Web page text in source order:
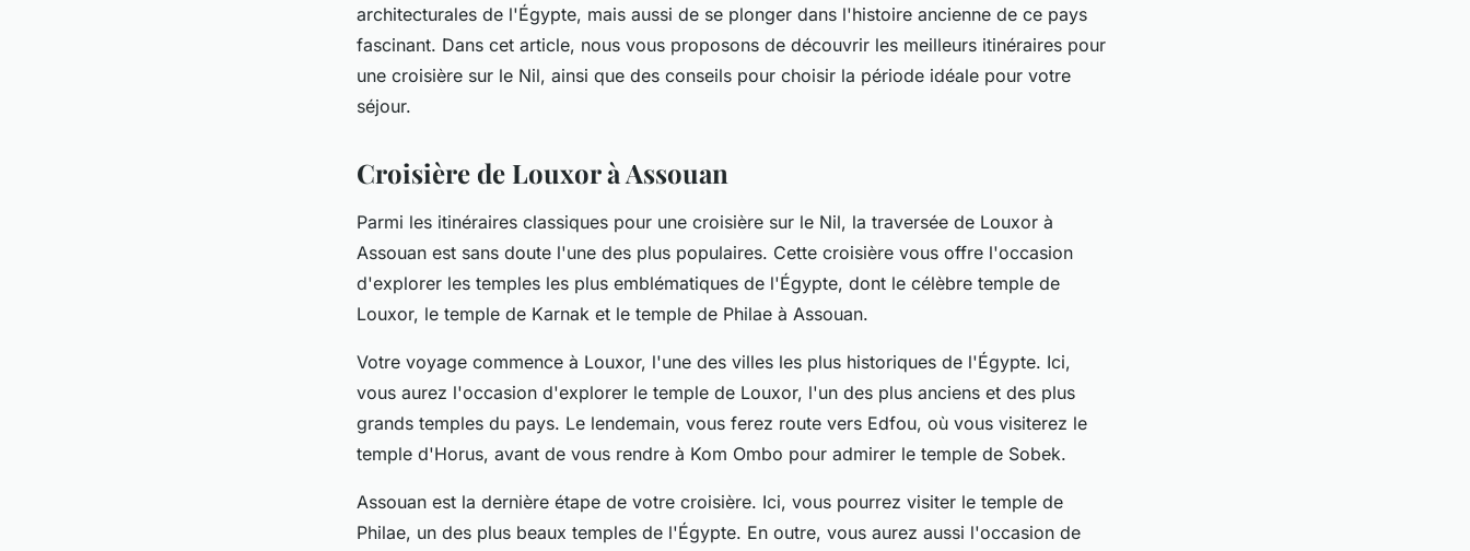
architecturales de l'Égypte, mais aussi de se plonger dans l'histoire ancienne de ce pays
fascinant. Dans cet article, nous vous proposons de découvrir les meilleurs itinéraires pour
une croisière sur le Nil, ainsi que des conseils pour choisir la période idéale pour votre
séjour.
Croisière de Louxor à Assouan
Parmi les itinéraires classiques pour une croisière sur le Nil, la traversée de Louxor à
Assouan est sans doute l'une des plus populaires. Cette croisière vous offre l'occasion
d'explorer les temples les plus emblématiques de l'Égypte, dont le célèbre temple de
Louxor, le temple de Karnak et le temple de Philae à Assouan.
Votre voyage commence à Louxor, l'une des villes les plus historiques de l'Égypte. Ici,
vous aurez l'occasion d'explorer le temple de Louxor, l'un des plus anciens et des plus
grands temples du pays. Le lendemain, vous ferez route vers Edfou, où vous visiterez le
temple d'Horus, avant de vous rendre à Kom Ombo pour admirer le temple de Sobek.
Assouan est la dernière étape de votre croisière. Ici, vous pourrez visiter le temple de
Philae, un des plus beaux temples de l'Égypte. En outre, vous aurez aussi l'occasion de